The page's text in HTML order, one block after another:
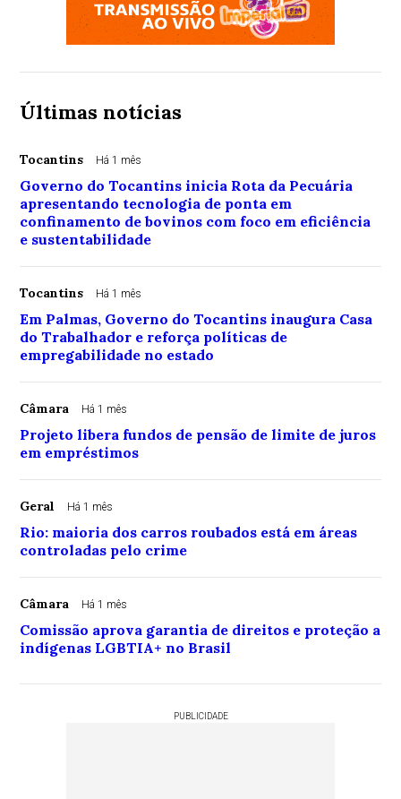
Últimas notícias
Tocantins Há 1 mês
Governo do Tocantins inicia Rota da Pecuária
apresentando tecnologia de ponta em
confinamento de bovinos com foco em eficiência
e sustentabilidade
Tocantins Há 1 mês
Em Palmas, Governo do Tocantins inaugura Casa
do Trabalhador e reforça políticas de
empregabilidade no estado
Câmara Há 1 mês
Projeto libera fundos de pensão de limite de juros
em empréstimos
Geral Há 1 mês
Rio: maioria dos carros roubados está em áreas
controladas pelo crime
Câmara Há 1 mês
Comissão aprova garantia de direitos e proteção a
indígenas LGBTIA+ no Brasil
PUBLICIDADE